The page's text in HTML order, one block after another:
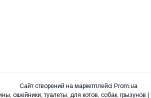
Сайт створений на маркетплейсі Prom.ua